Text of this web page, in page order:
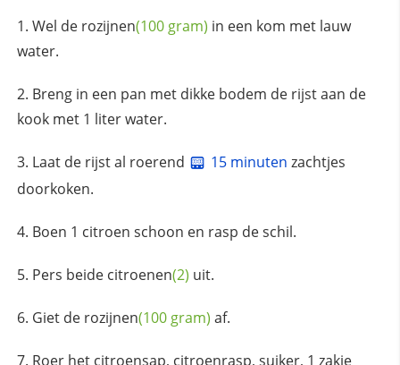
Wel de rozijnen(100 gram) in een kom met lauw
water.
Breng in een pan met dikke bodem de rijst aan de
kook met 1 liter water.
Laat de rijst al roerend 15 minuten zachtjes
doorkoken.
Boen 1 citroen schoon en rasp de schil.
Pers beide citroenen(2) uit.
Giet de rozijnen(100 gram) af.
Roer het citroensap, citroenrasp, suiker, 1 zakje